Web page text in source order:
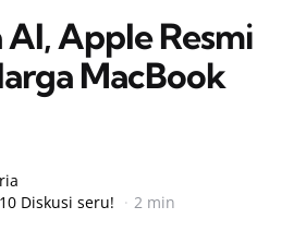
AI, Apple Resmi
MacBook
10 Diskusi seru! 2 min